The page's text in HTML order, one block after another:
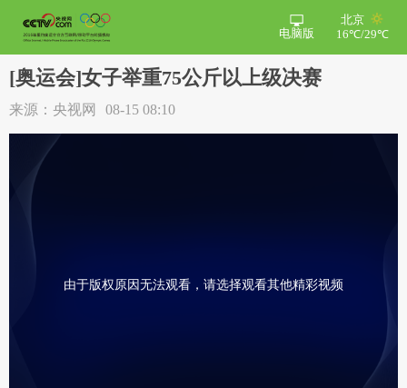
北京
16℃/29℃
电脑版
[奥运会]女子举重75公斤以上级决赛
来源：央视网 08-15 08:10
由于版权原因无法观看，请选择观看其他精彩视频